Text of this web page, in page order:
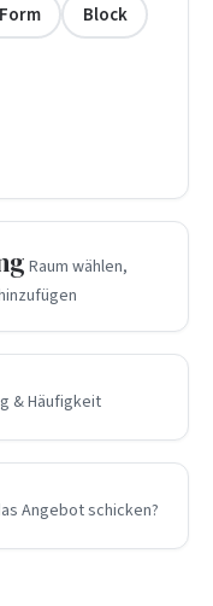
Block
Raum wählen,
& Häufigkeit
Angebot schicken?